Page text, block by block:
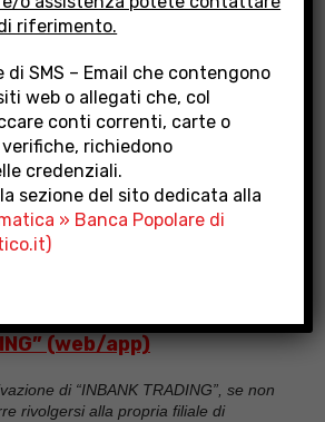
RIACQUISTO AZIONI
RIACQUISTO AZIONI
dalle ore 11.46 dell’ 11
(web/app)
di “INBANK TRADING”, se non
rivolgersi alla propria filiale di
riferimento.
di SMS – Email che contengono
web o allegati che, col
conti correnti, carte o
richiedono
credenziali.
sezione del sito dedicata alla
» Banca Popolare di